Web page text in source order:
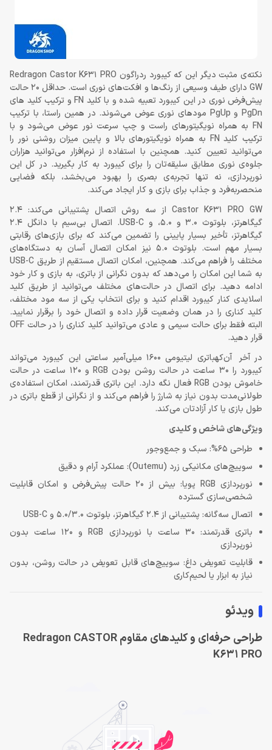
نکته‌ی مثبت دیگر این که کیبورد ردراگون Redragon Castor K631 PRO
GW دارای طیف وسیعی از رنگ‌ها و افکت‌های نوری است. حداقل 20 حالت
پیش‌فرض نوری در این کیبورد تعبیه شده و با کلید FN و ترکیب کلید های
PgDn و PgUp مودهای نوری عوض می‌شوند. در همین راستا، با ترکیب
FN به همراه نویگیتورهای راست و چپ سرعت نور عوض می‌شود و با
ترکیب کلید FN به همراه نویگیتورهای بالا و پایین میزان روشنی نور را
می‌توانید تعیین کنید. همچنین با استفاده از نرم‌افزار می‌توانید هزاران
جلوه‌ی نوری مطابق سلیقه‌تان را برای کیبورد به کار بگیرید. در کل این
نورپردازی، نه تنها تجربه‌ی بصری را بهبود می‌بخشد، بلکه فضایی
منحصربه‌فرد و جذاب برای بازی و کار ایجاد می‌کند.
Castor K631 PRO GW از سه روش اتصال پشتیبانی می‌کند: 2.4
گیگاهرتز، بلوتوث 3.0 و 5.0، و USB-C. اتصال بی‌سیم با دانگل 2.4
گیگاهرتز، تأخیر بسیار پایینی را تضمین می‌کند که برای بازی‌های رقابتی
بسیار مهم است. بلوتوث 5.0 نیز امکان اتصال آسان به دستگاه‌های
مختلف را فراهم می‌کند. همچنین، امکان اتصال مستقیم از طریق USB-C
به شما این امکان را می‌دهد که بدون نگرانی از باتری، به بازی و کار خود
ادامه دهید. برای اتصال در حالت‌های مختلف می‌توانید از طریق کلید
اسلایدی کنار کیبورد اقدام کنید و برای انتخاب یکی از سه مود مختلف،
کلید کناری را در همان وضعیت قرار داده و اتصال خود را برقرار نمایید.
البته فقط برای حالت سیمی و عادی می‌توانید کلید کناری را در حالت OFF
قرار دهید.
در آخر آن‌کهباتری لیتیومی 1600 میلی‌آمپر ساعتی این کیبورد می‌تواند
کیبورد را 30 ساعت در حالت روشن بودن RGB و 120 ساعت در حالت
خاموش بودن RGB فعال نگه دارد. این باتری قدرتمند، امکان استفاده‌ی
طولانی‌مدت بدون نیاز به شارژ را فراهم می‌کند و از نگرانی از قطع باتری در
طول بازی یا کار آزادتان می‌کند.
ویژگی‌های شاخص و کلیدی
طراحی 65%: سبک و جمع‌وجور
سوییچ‌های مکانیکی زرد (Outemu): عملکرد آرام و دقیق
نورپردازی RGB پویا: بیش از 20 حالت پیش‌فرض و امکان قابلیت
شخصی‌سازی گسترده
اتصال سه‌گانه: پشتیبانی از 2.4 گیگاهرتز، بلوتوث 5.0/3.0 و USB-C
باتری قدرتمند: 30 ساعت با نورپردازی RGB و 120 ساعت بدون
نورپردازی
قابلیت تعویض داغ: سوییچ‌های قابل تعویض در حالت روشن، بدون
نیاز به ابزار یا لحیم‌کاری
ویدئو
طراحی حرفه‌ای و کلیدهای مقاوم Redragon CASTOR
K631 PRO